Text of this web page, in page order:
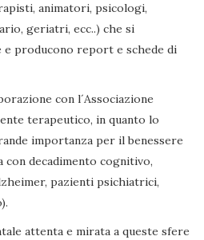
animatori, psicologi,
geriatri, ecc..) che si
producono report e schede di
con l´Associazione
terapeutico, in quanto lo
importanza per il benessere
con decadimento cognitivo,
pazienti psichiatrici,
attenta e mirata a queste sfere